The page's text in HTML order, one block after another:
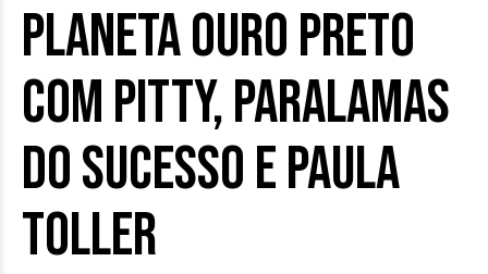
Planeta Ouro Preto
com Pitty, Paralamas
do Sucesso e Paula
Toller